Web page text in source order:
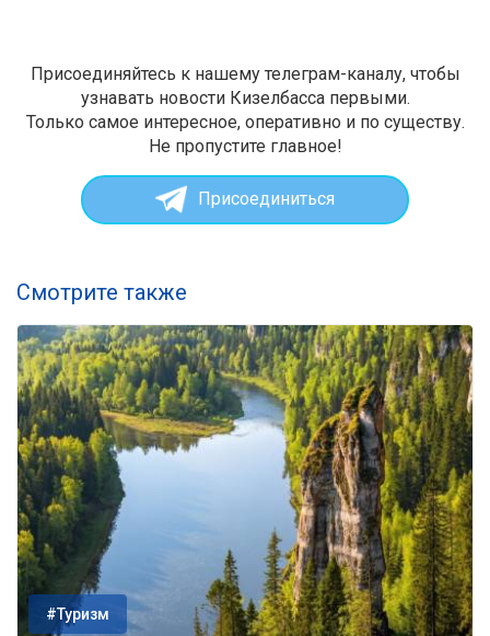
Присоединяйтесь к нашему телеграм-каналу, чтобы
узнавать новости Кизелбасса первыми.
Только самое интересное, оперативно и по существу.
Не пропустите главное!
Присоединиться
Смотрите также
#Туризм